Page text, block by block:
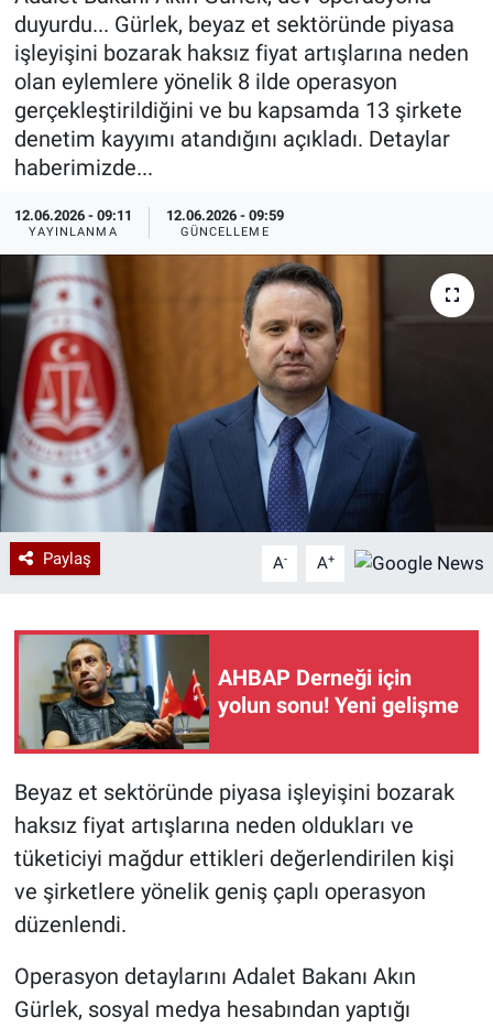
duyurdu... Gürlek, beyaz et sektöründe piyasa
işleyişini bozarak haksız fiyat artışlarına neden
olan eylemlere yönelik 8 ilde operasyon
gerçekleştirildiğini ve bu kapsamda 13 şirkete
denetim kayyımı atandığını açıkladı. Detaylar
haberimizde...
12.06.2026 - 09:11
YAYINLANMA
12.06.2026 - 09:59
GÜNCELLEME
Paylaş A- A+
AHBAP Derneği için
yolun sonu! Yeni gelişme
Beyaz et sektöründe piyasa işleyişini bozarak
haksız fiyat artışlarına neden oldukları ve
tüketiciyi mağdur ettikleri değerlendirilen kişi
ve şirketlere yönelik geniş çaplı operasyon
düzenlendi.
Operasyon detaylarını Adalet Bakanı Akın
Gürlek, sosyal medya hesabından yaptığı
Özel Haberler
Yazarlar
Dünya
Medya
Özel Haberler
Kadın
Erişim Bilgileri
Sağlık
Teknoloji
Ramazan
Haber Arşivi